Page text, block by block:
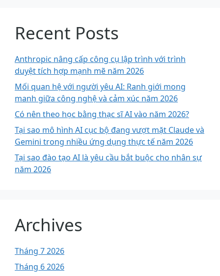
Recent Posts
Anthropic nâng cấp công cụ lập trình với trình
duyệt tích hợp mạnh mẽ năm 2026
Mối quan hệ với người yêu AI: Ranh giới mong
manh giữa công nghệ và cảm xúc năm 2026
Có nên theo học bằng thạc sĩ AI vào năm 2026?
Tại sao mô hình AI cục bộ đang vượt mặt Claude và
Gemini trong nhiều ứng dụng thực tế năm 2026
Tại sao đào tạo AI là yêu cầu bắt buộc cho nhân sự
năm 2026
Archives
Tháng 7 2026
Tháng 6 2026